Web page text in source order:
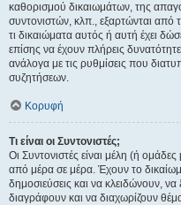
καθορισμού δικαιωμάτων, της
συντονιστών, κλπ., εξαρτώνται από
τι δικαιώματα αυτός ή αυτή έχει
επίσης να έχουν πλήρεις
ανάλογα με τις ρυθμίσεις που
συζητήσεων.
Κορυφή
Τι είναι οι Συντονιστές;
Οι Συντονιστές είναι μέλη (ή
από μέρα σε μέρα. Έχουν το
δημοσιεύσεις και να κλειδώνουν,
διαγράφουν και να διαχωρίζουν